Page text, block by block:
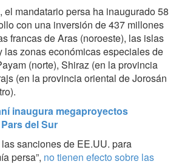
el mandatario persa ha inaugurado 58
con una inversión de 437 millones
francas de Aras (noroeste), las islas
las zonas económicas especiales de
(norte), Shiraz (en la provincia
(en la provincia oriental de Jorosán
inaugura megaproyectos
del Sur
sanciones de EE.UU. para
persa”, no tienen efecto sobre las